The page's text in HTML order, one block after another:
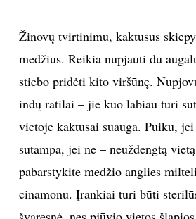
Žinovų tvirtinimu, kaktusus
medžius. Reikia nupjauti du
stiebo pridėti kito viršūnę.
indų ratilai – jie kuo labiau turi
vietoje kaktusai suauga. Puiku,
sutampa, jei ne – neuždengtą
pabarstykite medžio anglies
cinamonu. Įrankiai turi būti